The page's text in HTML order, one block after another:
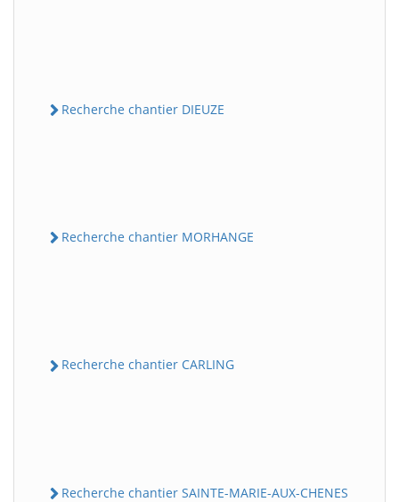
Recherche chantier DIEUZE
Recherche chantier MORHANGE
Recherche chantier CARLING
Recherche chantier SAINTE-MARIE-AUX-CHENES